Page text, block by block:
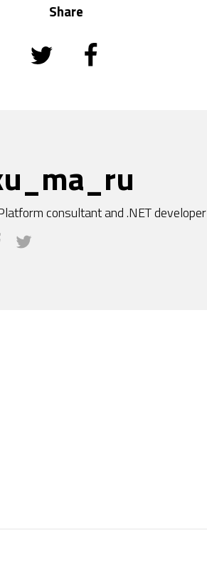
Share
consultant and .NET developer